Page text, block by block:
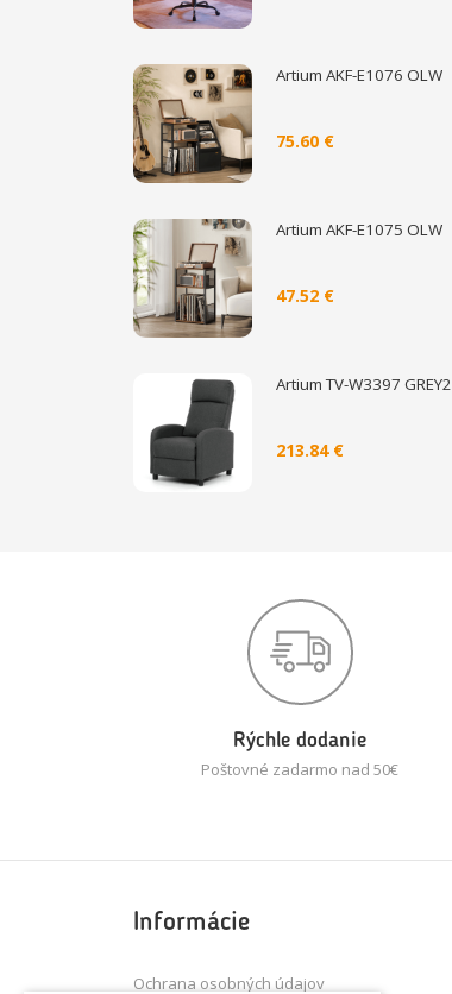
Artium AKF-E1076 OLW
75.60 €
Artium AKF-E1075 OLW
47.52 €
Artium TV-W3397 GREY2
213.84 €
Rýchle dodanie
Poštovné zadarmo nad 50€
Informácie
Ochrana osobných údajov